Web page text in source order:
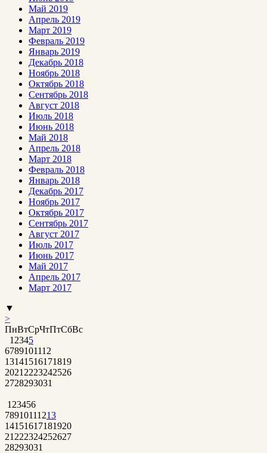
Май 2019
Апрель 2019
Март 2019
Февраль 2019
Январь 2019
Декабрь 2018
Ноябрь 2018
Октябрь 2018
Сентябрь 2018
Август 2018
Июль 2018
Июнь 2018
Май 2018
Апрель 2018
Март 2018
Февраль 2018
Январь 2018
Декабрь 2017
Ноябрь 2017
Октябрь 2017
Сентябрь 2017
Август 2017
Июль 2017
Июнь 2017
Май 2017
Апрель 2017
Март 2017
▼
>
ПнВтСрЧтПтСбВс
1 2345
6789101112
13141516171819
2021 2223242526
2728293031
1 23456
78910111213
14151617181920
21 222324252627
28293031